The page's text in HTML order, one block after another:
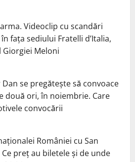
Videoclip cu scandări
fața sediului Fratelli d’Italia,
Meloni
se pregăteşte să convoace
două ori, în noiembrie. Care
convocării
României cu San
preț au biletele și de unde